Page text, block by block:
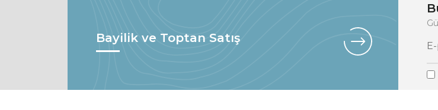
Bayilik ve Toptan Satış